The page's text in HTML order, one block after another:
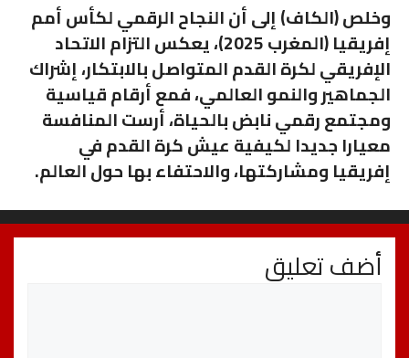
وخلص (الكاف) إلى أن النجاح الرقمي لكأس أمم
إفريقيا (المغرب 2025)، يعكس التزام الاتحاد
الإفريقي لكرة القدم المتواصل بالابتكار، إشراك
الجماهير والنمو العالمي، فمع أرقام قياسية
ومجتمع رقمي نابض بالحياة، أرست المنافسة
معيارا جديدا لكيفية عيش كرة القدم في
إفريقيا ومشاركتها، والاحتفاء بها حول العالم.
أضف تعليق